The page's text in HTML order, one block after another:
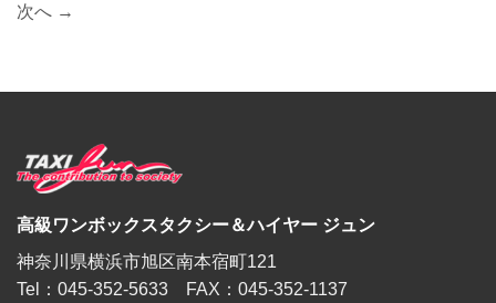
次へ →
高級ワンボックスタクシー＆ハイヤー ジュン
神奈川県横浜市旭区南本宿町121
Tel：045-352-5633 FAX：045-352-1137